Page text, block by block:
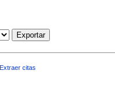
Exportar
Extraer citas